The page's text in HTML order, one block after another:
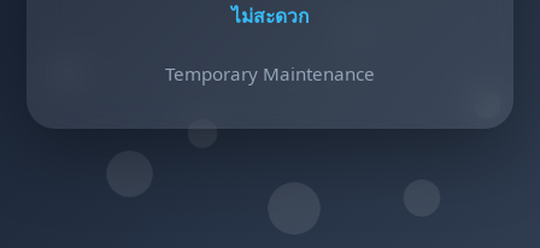
ไม่สะดวก
Temporary Maintenance